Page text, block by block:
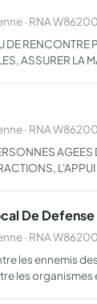
· RNA
DE RENCONTRE
ASSURER LA
· RNA
De
· RNA
les ennemis
les organismes